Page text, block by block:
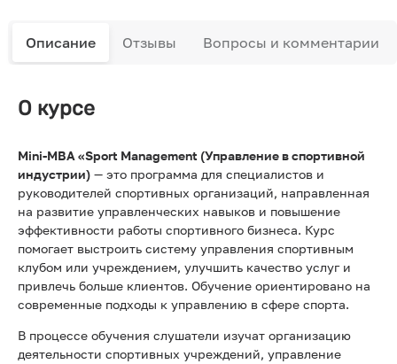
Описание Отзывы Вопросы и комментарии
О курсе
Mini-MBA «Sport Management (Управление в спортивной
индустрии) — это программа для специалистов и
руководителей спортивных организаций, направленная
на развитие управленческих навыков и повышение
эффективности работы спортивного бизнеса. Курс
помогает выстроить систему управления спортивным
клубом или учреждением, улучшить качество услуг и
привлечь больше клиентов. Обучение ориентировано на
современные подходы к управлению в сфере спорта.
В процессе обучения слушатели изучат организацию
деятельности спортивных учреждений, управление